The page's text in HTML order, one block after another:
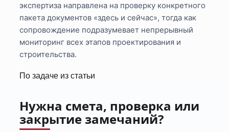
экспертиза направлена на проверку конкретного
пакета документов «здесь и сейчас», тогда как
сопровождение подразумевает непрерывный
мониторинг всех этапов проектирования и
строительства.
По задаче из статьи
Нужна смета, проверка или
закрытие замечаний?